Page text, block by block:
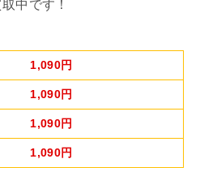
中です！
1,090円
1,090円
1,090円
1,090円